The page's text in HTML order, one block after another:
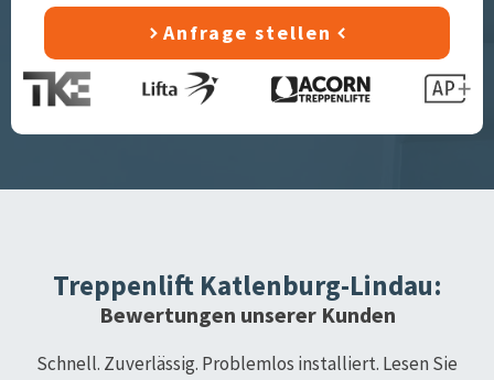
Anfrage stellen
Treppenlift Katlenburg-Lindau:
Bewertungen unserer Kunden
Schnell. Zuverlässig. Problemlos installiert. Lesen Sie